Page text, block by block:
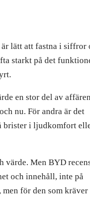
är lätt att fastna i siffror
starkt på det
en stor del av
nu. För andra är det
brister i ljudkomfort
värde. Men BYD
och innehåll, inte på
för den som kräver